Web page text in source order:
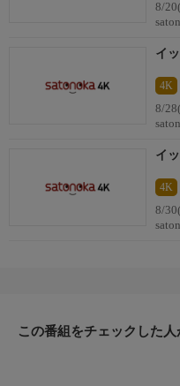
8/
イ
4K
8/
イ
4K
8/
この番組をチェックした人